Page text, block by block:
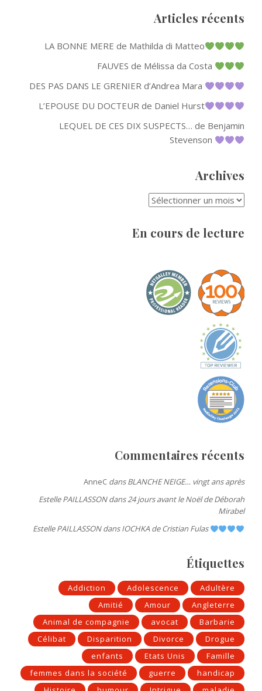
Articles récents
LA BONNE MERE de Mathilda di Matteo
FAUVES de Mélissa da Costa
DES PAS DANS LE GRENIER d’Andrea Mara
L’EPOUSE DU DOCTEUR de Daniel Hurst
LEQUEL DE CES DIX SUSPECTS… de Benjamin
Stevenson
Archives
En cours de lecture
Commentaires récents
AnneC dansBLANCHE NEIGE… vingt ans après
Estelle PAILLASSONdans24 jours avant le Noël de Déborah
Mirabel
Estelle PAILLASSONdansIOCHKA de Cristian Fulas
Étiquettes
Addiction Adolescence
Adultère
Amitié
Amour
Angleterre
Animal de compagnie
avocat
Barbarie
Célibat
Disparition Divorce
Drogue
enfants
Etats Unis
Famille
femmes dans la société
guerre
handicap